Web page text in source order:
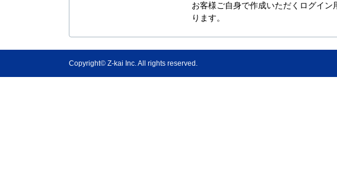
お客様ご自身で作成いただくログイ
ります。
Copyright© Z-kai Inc. All rights reserved.